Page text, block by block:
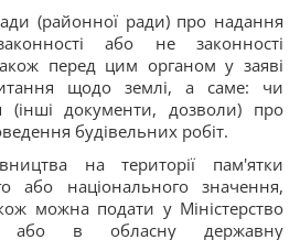
(районної ради) про надання
або не законності
перед цим органом у заяві
щодо землі, а саме: чи
(інші документи, дозволи) про
будівельних робіт.
на території пам'ятки
або національного значення,
можна подати у Міністерство
або в обласну державну